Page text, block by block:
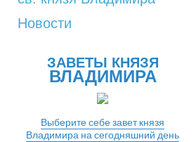
Новости
ЗАВЕТЫ КНЯЗЯ
ВЛАДИМИРА
Выберите себе завет князя
Владимира на сегодняшний день